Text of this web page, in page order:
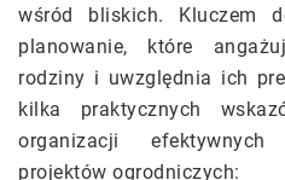
wśród bliskich. Kluczem
planowanie, które
rodziny i uwzględnia ich
kilka praktycznych
organizacji
projektów ogrodniczych: